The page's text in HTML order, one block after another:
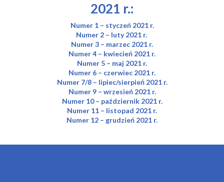
2021 r.:
Numer 1 – styczeń 2021 r.
Numer 2 – luty 2021 r.
Numer 3 – marzec 2021 r.
Numer 4 – kwiecień 2021 r.
Numer 5 – maj 2021 r.
Numer 6 – czerwiec 2021 r.
Numer 7/8 – lipiec/sierpień 2021 r.
Numer 9 – wrzesień 2021 r.
Numer 10 – październik 2021 r.
Numer 11 – listopad 2021 r.
Numer 12 – grudzień 2021 r.